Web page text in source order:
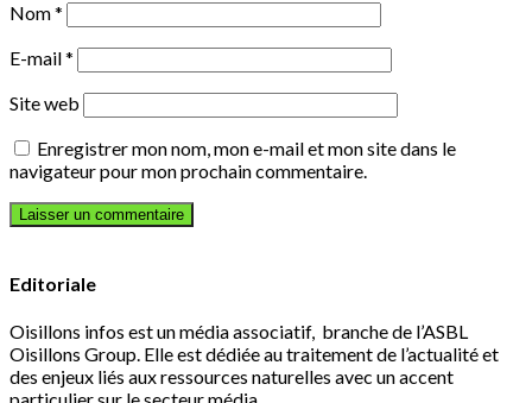
Nom*
E-mail*
Site web
Enregistrer mon nom, mon e-mail et mon site dans le
navigateur pour mon prochain commentaire.
Editoriale
Oisillons infos est un média associatif, branche de l’ASBL
Oisillons Group. Elle est dédiée au traitement de l’actualité et
des enjeux liés aux ressources naturelles avec un accent